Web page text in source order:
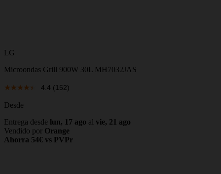
LG
Microondas Grill 900W 30L MH7032JAS
4.4 (152)
Desde
Entrega desde lun, 17 ago al vie, 21 ago
Vendido por Orange
Ahorra 54€ vs PVPr